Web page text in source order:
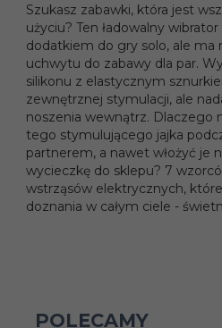
Szukasz zabawki, która jest
użyciu? Ten ładowalny
dodatkiem do gry solo, ale ma
uchwytu do zabawy dla par.
silikonu z elastycznym
zewnętrznej stymulacji, ale
noszenia wewnątrz. Dlaczego
tego stymulującego jajka
partnerem, a nawet włożyć je
wycieczkę do sklepu? 7
wstrząsów elektrycznych,
doznania w całym ciele -
POLECAMY